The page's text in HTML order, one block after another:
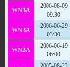
WNBA
2006-08-09
09:30
WNBA
2006-06-29
03:30
WNBA
2006-06-19
06:00
2005-08-22